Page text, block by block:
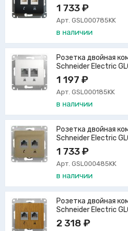
1 733 ₽
Арт. GSL000785KK
в наличии
Розетка двойная
Schneider Electric
1 197 ₽
Арт. GSL000185KK
в наличии
Розетка двойная
Schneider Electric
1 733 ₽
Арт. GSL000485KK
в наличии
Розетка двойная
Schneider Electric
2 318 ₽